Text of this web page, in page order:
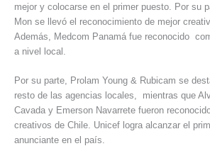
mejor y colocarse en el primer puesto. Por su
Mon se llevó el reconocimiento de mejor
Además, Medcom Panamá fue reconocido
a nivel local.
Por su parte, Prolam Young & Rubicam se
resto de las agencias locales, mientras que
Cavada y Emerson Navarrete fueron
creativos de Chile. Unicef logra alcanzar el
anunciante en el país.